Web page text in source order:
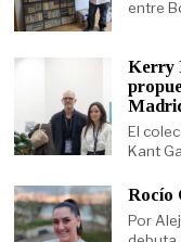
entre
Kerry
El
Kant
Rocío
Por